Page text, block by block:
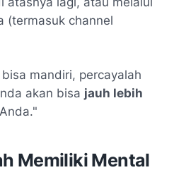
(termasuk channel
mandiri, percayalah
akan bisa jauh lebih
Memiliki Mental